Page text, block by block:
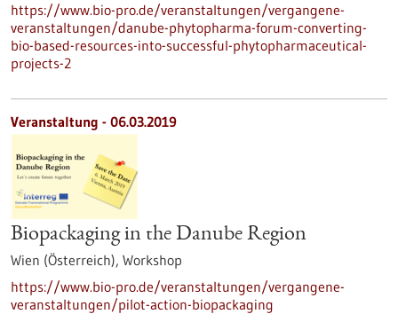
https://www.bio-pro.de/veranstaltungen/vergangene-
veranstaltungen/danube-phytopharma-forum-converting-
bio-based-resources-into-successful-phytopharmaceutical-
projects-2
Veranstaltung - 06.03.2019
Biopackaging in the Danube Region
Wien (Österreich), Workshop
https://www.bio-pro.de/veranstaltungen/vergangene-
veranstaltungen/pilot-action-biopackaging